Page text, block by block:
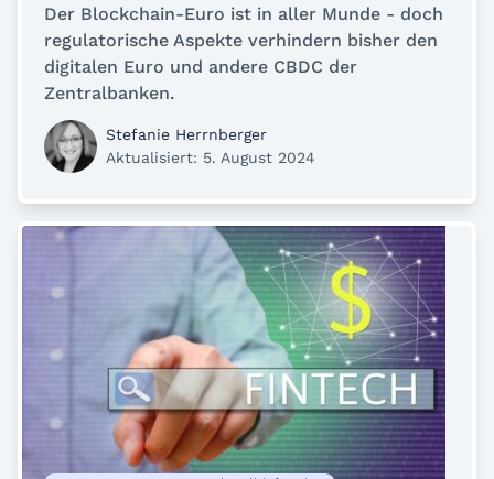
Der Blockchain-Euro ist in aller Munde - doch
regulatorische Aspekte verhindern bisher den
digitalen Euro und andere CBDC der
Zentralbanken.
Stefanie Herrnberger
Aktualisiert: 5. August 2024